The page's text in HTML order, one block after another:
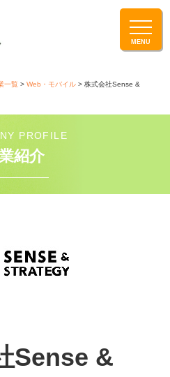
一覧 > Web・モバイル > 株式会社Sense &
PROFILE
紹介
Sense &